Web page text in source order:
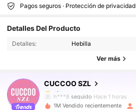
Pagos seguros · Protección de privacidad
Detalles Del Producto
Detalles: Hebilla
Ver más
CUCCOO SZL
4,91 900K Seguidores
900K Seguidores
900K Seguidores
4,91
900K Seguidores
h***8 seguido Hace 1 horas
4,91
1M Vendido recientemente